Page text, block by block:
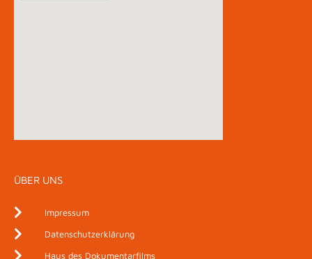
ÜBER UNS
Impressum
Datenschutzerklärung
Haus des Dokumentarfilms